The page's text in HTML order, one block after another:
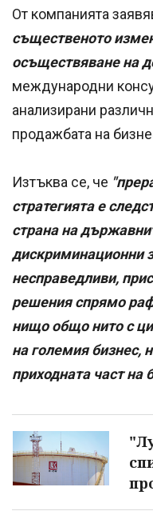
От компанията
същественото
осъществяване на
международни
анализирани
продажбата на
Изтъква се, че
стратегията е
страна на
дискриминационни
несправедливи,
решения спрямо
нищо общо нито с
на големия бизнес,
приходната част на